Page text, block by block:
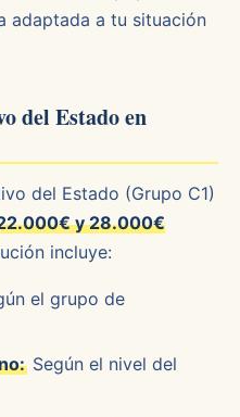
adaptada a tu situación
del Estado en
del Estado (Grupo C1)
y 28.000€
incluye:
el grupo de
Según el nivel del